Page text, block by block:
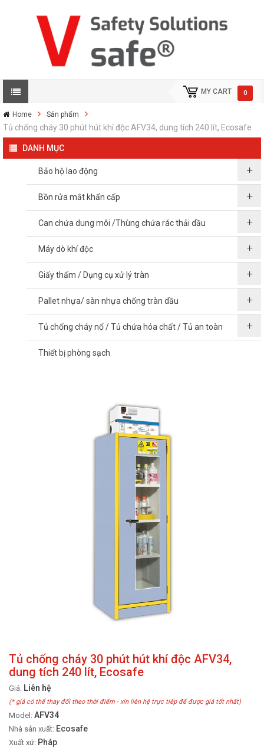
MY CART 0
Home Sản phẩm
Tủ chống cháy 30 phút hút khí độc AFV34, dung tích 240 lít, Ecosafe
DANH MỤC
Bảo hộ lao động
Bồn rửa mắt khẩn cấp
Can chứa dung môi /Thùng chứa rác thải dầu
Máy dò khí độc
Giấy thấm / Dụng cụ xử lý tràn
Pallet nhựa/ sàn nhựa chống tràn dầu
Tủ chống cháy nổ / Tủ chứa hóa chất / Tủ an toàn
Thiết bị phòng sạch
Tủ chống cháy 30 phút hút khí độc AFV34,
dung tích 240 lít, Ecosafe
Giá: Liên hệ
(* giá có thể thay đổi theo thời điểm - xin liên hệ trực tiếp để được giá tốt nhất)
Model: AFV34
Nhà sản xuất: Ecosafe
Xuất xứ: Pháp